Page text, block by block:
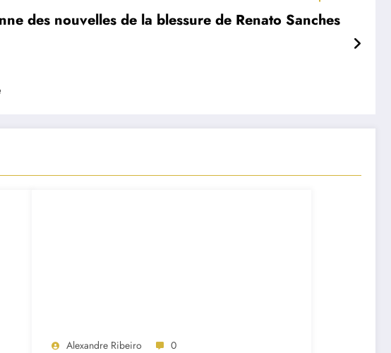
des nouvelles de la blessure de Renato Sanches
Alexandre Ribeiro 0